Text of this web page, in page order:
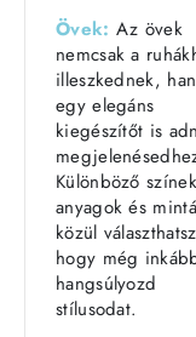
Övek: Az övek
nemcsak a
illeszkednek,
egy elegáns
kiegészítőt is
Különböző
anyagok és
közül
hogy még
hangsúlyozd
stílusodat.